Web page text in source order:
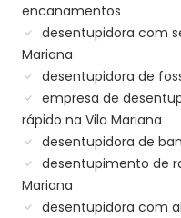
encanamentos
desentupidora com
Mariana
desentupidora de
empresa de
rápido na Vila Mariana
desentupidora de
desentupimento de
Mariana
desentupidora com